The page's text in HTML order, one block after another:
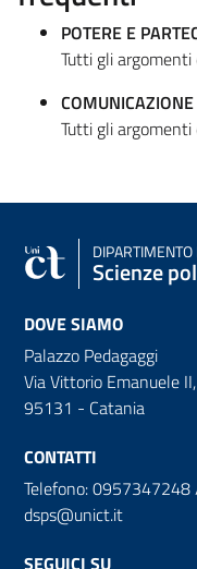
POTERE E
Tutti gli
Tutti gli
DIPARTIMENTO
Scienze
DOVE SIAMO
Palazzo Pedagaggi
Via Vittorio Emanuele
95131 - Catania
CONTATTI
Telefono:
dsps@unict.it
SEGUICI SU